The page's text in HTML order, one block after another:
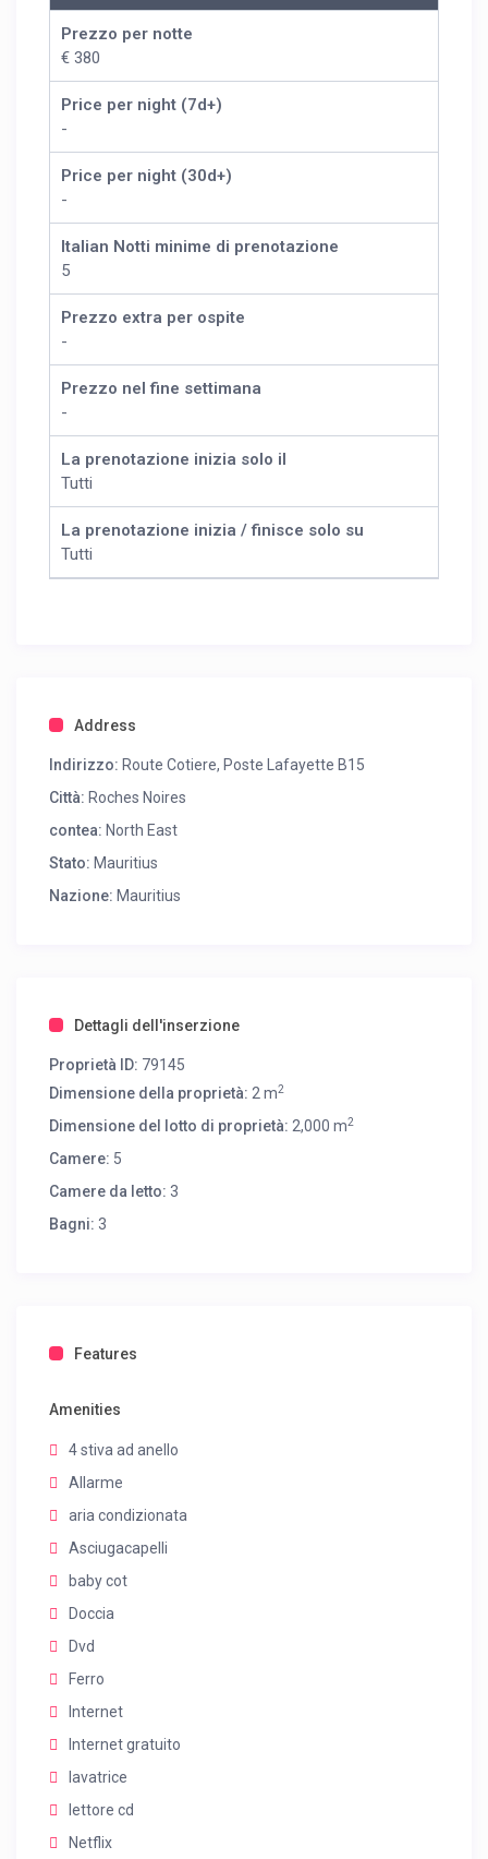
Prezzo per notte
€ 380
Price per night (7d+)
-
Price per night (30d+)
-
Italian Notti minime di prenotazione
5
Prezzo extra per ospite
-
Prezzo nel fine settimana
-
La prenotazione inizia solo il
Tutti
La prenotazione inizia / finisce solo su
Tutti
Address
Indirizzo: Route Cotiere, Poste Lafayette B15
Città: Roches Noires
contea: North East
Stato: Mauritius
Nazione: Mauritius
Dettagli dell'inserzione
Proprietà ID: 79145
Dimensione della proprietà: 2 m2
Dimensione del lotto di proprietà: 2,000 m2
Camere: 5
Camere da letto: 3
Bagni: 3
Features
Amenities
4 stiva ad anello
Allarme
aria condizionata
Asciugacapelli
baby cot
Doccia
Dvd
Ferro
Internet
Internet gratuito
lavatrice
lettore cd
Netflix